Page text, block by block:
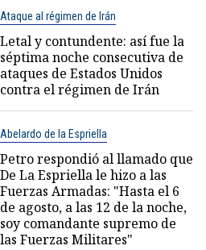
Ataque al régimen de Irán
Letal y contundente: así fue la
séptima noche consecutiva de
ataques de Estados Unidos
contra el régimen de Irán
Abelardo de la Espriella
Petro respondió al llamado que
De La Espriella le hizo a las
Fuerzas Armadas: "Hasta el 6
de agosto, a las 12 de la noche,
soy comandante supremo de
las Fuerzas Militares"